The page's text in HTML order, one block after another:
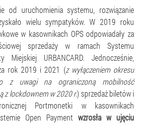
od uruchomienia systemu, rozwiązanie
wielu sympatyków. W 2019 roku
w kasownikach OPS odpowiadały za
sprzedaży w ramach Systemu
Miejskiej URBANCARD. Jednocześnie,
rok 2019 i 2021 (z wyłączeniem okresu
z uwagi na ograniczoną mobilność
z lockdownem w 2020 r.) sprzedaż biletów i
Portmonetki w kasownikach
Open Payment wzrosła w ujęciu